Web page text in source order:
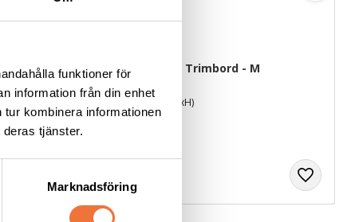
funktioner för
information från din enhet
kombinera informationen
tjänster.
Marknadsföring
TM1103 4Dogs Trimbord - M
81x51x81 cm (LxBxH)